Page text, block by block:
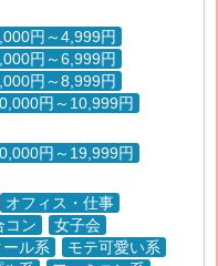
円～4,999円
円～6,999円
円～8,999円
円～10,999円
円～19,999円
オフィス・仕事
コン
女子会
ル系
モテ可愛い系